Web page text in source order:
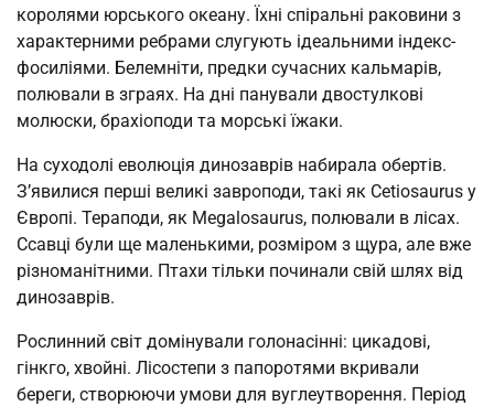
королями юрського океану. Їхні спіральні раковини з
характерними ребрами слугують ідеальними індекс-
фосиліями. Белемніти, предки сучасних кальмарів,
полювали в зграях. На дні панували двостулкові
молюски, брахіоподи та морські їжаки.
На суходолі еволюція динозаврів набирала обертів.
З’явилися перші великі завроподи, такі як Cetiosaurus у
Європі. Тераподи, як Megalosaurus, полювали в лісах.
Ссавці були ще маленькими, розміром з щура, але вже
різноманітними. Птахи тільки починали свій шлях від
динозаврів.
Рослинний світ домінували голонасінні: цикадові,
гінкго, хвойні. Лісостепи з папоротями вкривали
береги, створюючи умови для вуглеутворення. Період